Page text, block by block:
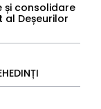
și consolidare
al Deșeurilor